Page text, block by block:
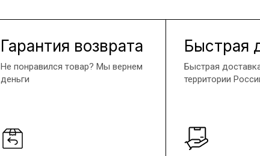
Гарантия возврата
Не понравился товар? Мы вернем
деньги
Быстрая
Быстрая
территории